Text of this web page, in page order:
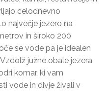
celodnevno
največje jezero na
in široko 200
se vode pa je idealen
južne obale jezera
komar, ki vam
vode in divje živali v